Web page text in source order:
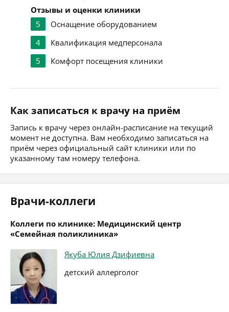
Отзывы и оценки клиники
5
Оснащение оборудованием
4
Квалификация медперсонала
5
Комфорт посещения клиники
Как записаться к врачу на приём
Запись к врачу через онлайн-расписание на текущий
момент не доступна. Вам необходимо записаться на
приём через официальный сайт клиники или по
указанному там номеру телефона.
Врачи-коллеги
Коллеги по клинике: Медицинский центр
«Семейная поликлиника»
Якуба Юлия Дзифиевна
детский аллерголог